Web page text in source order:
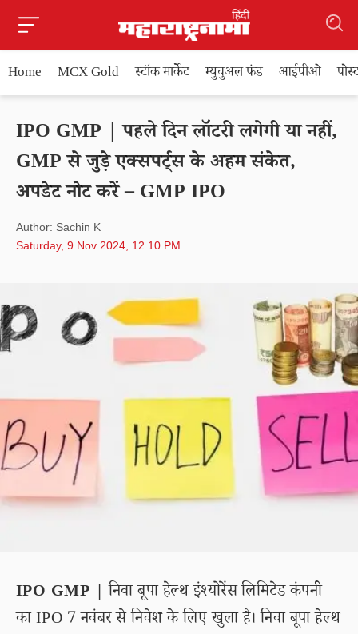
Home MCX Gold स्टॉक मार्केट म्युचुअल फंड आईपीओ
IPO GMP | पहले दिन लॉटरी लगेगी या नहीं,
GMP से जुड़े एक्सपर्ट्स के अहम संकेत,
अपडेट नोट करें – GMP IPO
Author: Sachin K
Saturday, 9 Nov 2024, 12.10 PM
IPO GMP | निवा बूपा हेल्थ इंश्योरेंस लिमिटेड कंपनी
का IPO 7 नवंबर से निवेश के लिए खुला है। निवा बूपा हेल्थ